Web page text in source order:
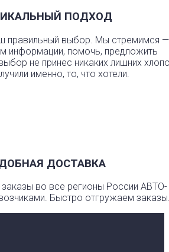
ПОДХОД
правильный выбор. Мы стремимся —
информации, помочь, предложить
не принес никаких лишних
именно, то, что хотели.
ДОСТАВКА
во все регионы России АВТО-
Быстро отгружаем